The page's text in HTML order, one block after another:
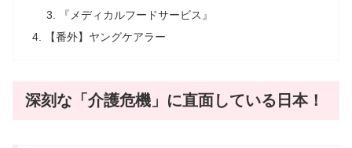
『メディカルフードサービス』
【番外】ヤングケアラー
深刻な「介護危機」に直面している日本！